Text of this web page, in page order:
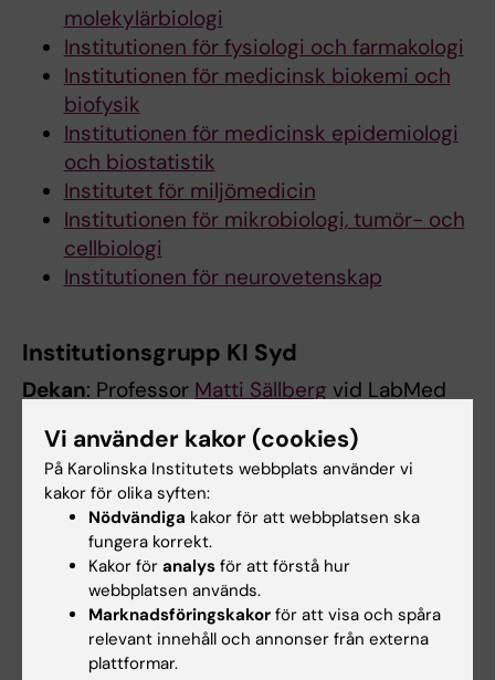
molekylärbiologi
Institutionen för fysiologi och farmakologi
Institutionen för medicinsk biokemi och
biofysik
Institutionen för medicinsk epidemiologi
och biostatistik
Institutet för miljömedicin
Institutionen för mikrobiologi, tumör- och
cellbiologi
Institutionen för neurovetenskap
Institutionsgrupp KI Syd
Dekan: Professor Matti Sällberg vid LabMed
Institutionen för biovetenskaper och
näringslära
Institutionen för klinisk forskning och
utbildning, Södersjukhuset
Institutionen för klinisk vetenskap,
intervention och teknik
Institutionen för laboratoriemedicin
Institutionen för medicin, Huddinge
Institutionen för neurobiologi,
Vi använder kakor (cookies)
På Karolinska Institutets webbplats använder vi
kakor för olika syften:
Nödvändiga kakor för att webbplatsen ska
fungera korrekt.
Kakor för analys för att förstå hur
webbplatsen används.
Marknadsföringskakor för att visa och spåra
relevant innehåll och annonser från externa
plattformar.